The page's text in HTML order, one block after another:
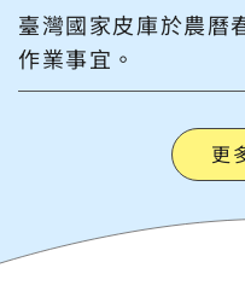
臺灣國家皮庫於農曆
作業事宜。
更